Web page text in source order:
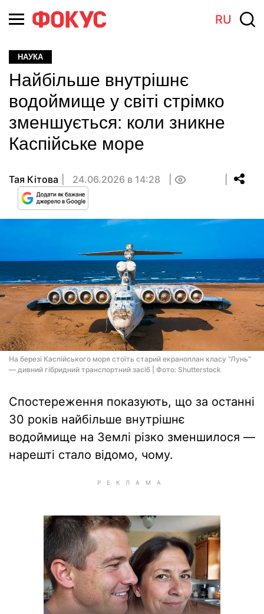
RU
НАУКА
Найбільше внутрішнє
водоймище у світі стрімко
зменшується: коли зникне
Каспійське море
Тая Кітова 24.06.2026 в 14:28
На березі Каспійського моря стоїть старий екраноплан класу "Лунь"
— дивний гібридний транспортний засіб | Фото: Shutterstock
Спостереження показують, що за останні
30 років найбільше внутрішнє
водоймище на Землі різко зменшилося —
нарешті стало відомо, чому.